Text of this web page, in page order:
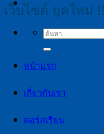
ค้นหา:
หน้าแรก
เกี่ยวกับเรา
คอร์สเรียน
เว็บไซต์ ยุคใหม่ !!